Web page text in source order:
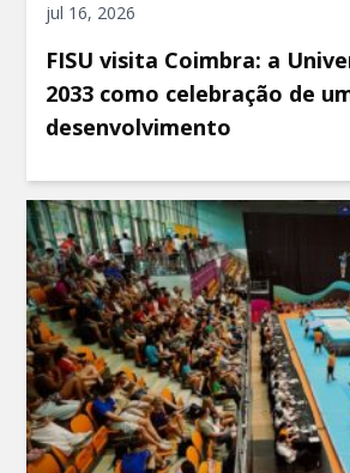
jul 16, 2026
FISU visita Coimbra: a
2033 como celebração de
desenvolvimento